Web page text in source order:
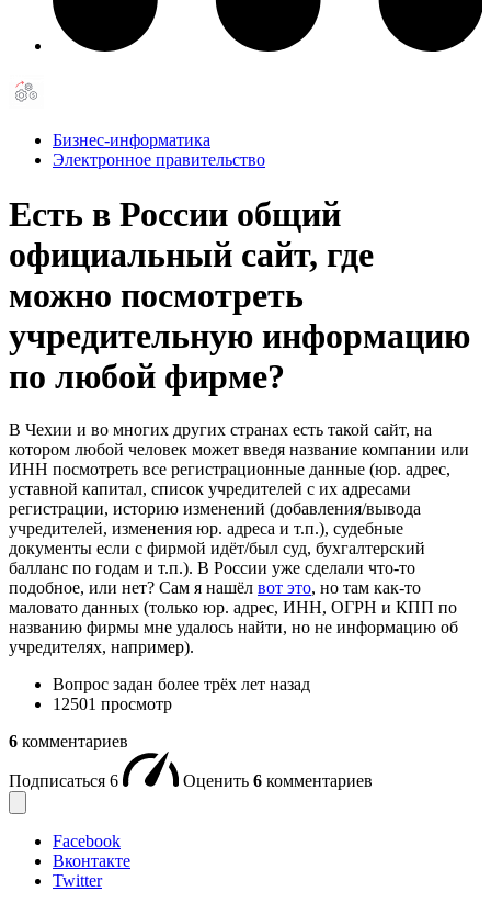
Бизнес-информатика
Электронное правительство
Есть в России общий
официальный сайт, где
можно посмотреть
учредительную информацию
по любой фирме?
В Чехии и во многих других странах есть такой сайт, на
котором любой человек может введя название компании или
ИНН посмотреть все регистрационные данные (юр. адрес,
уставной капитал, список учредителей с их адресами
регистрации, историю изменений (добавления/вывода
учредителей, изменения юр. адреса и т.п.), судебные
документы если с фирмой идёт/был суд, бухгалтерский
балланс по годам и т.п.). В России уже сделали что-то
подобное, или нет? Сам я нашёл вот это, но там как-то
маловато данных (только юр. адрес, ИНН, ОГРН и КПП по
названию фирмы мне удалось найти, но не информацию об
учредителях, например).
Вопрос задан более трёх лет назад
12501 просмотр
6 комментариев
Подписаться 6 Оценить 6 комментариев
Facebook
Вконтакте
Twitter